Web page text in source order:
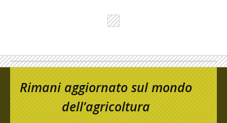
Rimani aggiornato sul mondo
dell’agricoltura